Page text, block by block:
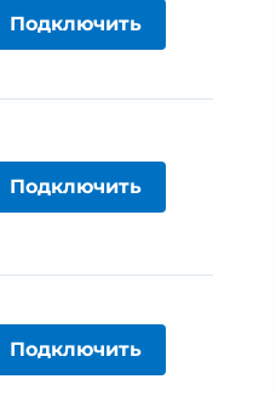
Подключить
Подключить
Подключить